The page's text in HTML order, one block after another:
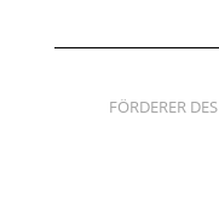
FÖRDERER